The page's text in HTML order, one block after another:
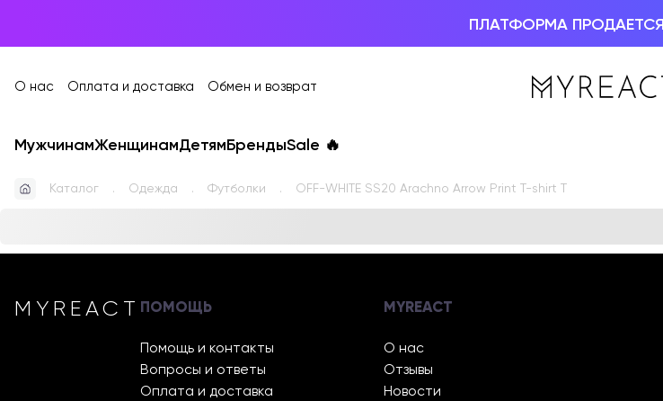
ПЛАТФОРМА ПРОДАЕТСЯ
О нас Оплата и доставка Обмен и возврат
МужчинамЖенщинамДетям БрендыSale 🔥
Каталог Одежда Футболки OFF-WHITE SS20 Arachno Arrow Print T-shirt T
MYREACT ПОМОЩЬ
Помощь и контакты
Вопросы и ответы
Оплата и доставка
MYREACT
О нас
Отзывы
Новости